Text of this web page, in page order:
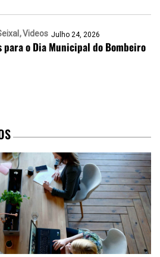
Videos Julho 24, 2026
para o Dia Municipal do Bombeiro